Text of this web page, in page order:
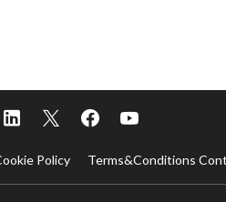
Policy Terms&Conditions